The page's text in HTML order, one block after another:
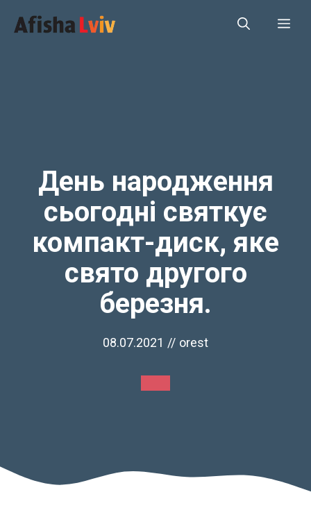
День народження
сьогодні святкує
компакт-диск, яке
свято другого
березня.
08.07.2021 // orest